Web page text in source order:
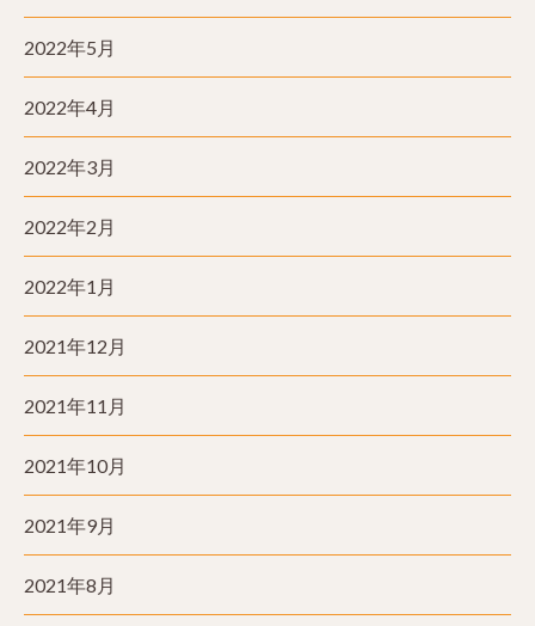
2022年5月
2022年4月
2022年3月
2022年2月
2022年1月
2021年12月
2021年11月
2021年10月
2021年9月
2021年8月